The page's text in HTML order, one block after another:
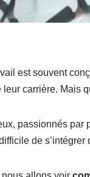
est souvent
carrière. Mais
passionnés par
de